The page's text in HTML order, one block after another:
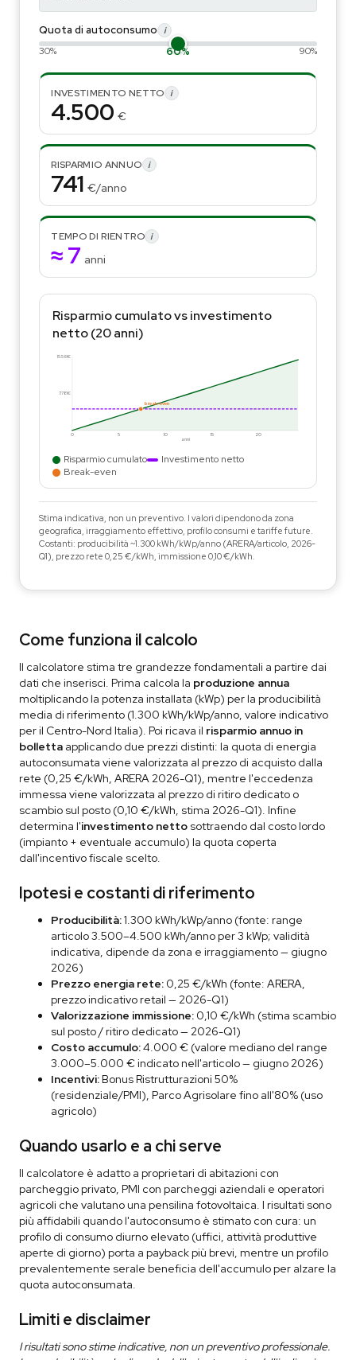
Quota di autoconsumo i
30% 60% 90%
INVESTIMENTO NETTO i
4.500 €
RISPARMIO ANNUO i
741 €/anno
TEMPO DI RIENTRO i
≈ 7 anni
Risparmio cumulato vs investimento
netto (20 anni)
0 5 10 15 20
anni
15.561€
7.781€
break-even
Risparmio cumulato
Investimento netto
Break-even
Stima indicativa, non un preventivo. I valori dipendono da zona
geografica, irraggiamento effettivo, profilo consumi e tariffe future.
Costanti: producibilità ~1.300 kWh/kWp/anno (ARERA/articolo, 2026-
Q1), prezzo rete 0,25 €/kWh, immissione 0,10 €/kWh.
Come funziona il calcolo
Il calcolatore stima tre grandezze fondamentali a partire dai
dati che inserisci. Prima calcola la produzione annua
moltiplicando la potenza installata (kWp) per la producibilità
media di riferimento (1.300 kWh/kWp/anno, valore indicativo
per il Centro-Nord Italia). Poi ricava il risparmio annuo in
bolletta applicando due prezzi distinti: la quota di energia
autoconsumata viene valorizzata al prezzo di acquisto dalla
rete (0,25 €/kWh, ARERA 2026-Q1), mentre l'eccedenza
immessa viene valorizzata al prezzo di ritiro dedicato o
scambio sul posto (0,10 €/kWh, stima 2026-Q1). Infine
determina l'investimento netto sottraendo dal costo lordo
(impianto + eventuale accumulo) la quota coperta
dall'incentivo fiscale scelto.
Ipotesi e costanti di riferimento
Producibilità:1.300 kWh/kWp/anno (fonte: range
articolo 3.500–4.500 kWh/anno per 3 kWp; validità
indicativa, dipende da zona e irraggiamento — giugno
2026)
Prezzo energia rete: 0,25 €/kWh (fonte: ARERA,
prezzo indicativo retail — 2026-Q1)
Valorizzazione immissione: 0,10 €/kWh (stima scambio
sul posto / ritiro dedicato — 2026-Q1)
Costo accumulo:4.000 € (valore mediano del range
3.000–5.000 € indicato nell'articolo — giugno 2026)
Incentivi: Bonus Ristrutturazioni 50%
(residenziale/PMI), Parco Agrisolare fino all'80% (uso
agricolo)
Quando usarlo e a chi serve
Il calcolatore è adatto a proprietari di abitazioni con
parcheggio privato, PMI con parcheggi aziendali e operatori
agricoli che valutano una pensilina fotovoltaica. I risultati sono
più affidabili quando l'autoconsumo è stimato con cura: un
profilo di consumo diurno elevato (uffici, attività produttive
aperte di giorno) porta a payback più brevi, mentre un profilo
prevalentemente serale beneficia dell'accumulo per alzare la
quota autoconsumata.
Limiti e disclaimer
I risultati sono stime indicative, non un preventivo professionale.